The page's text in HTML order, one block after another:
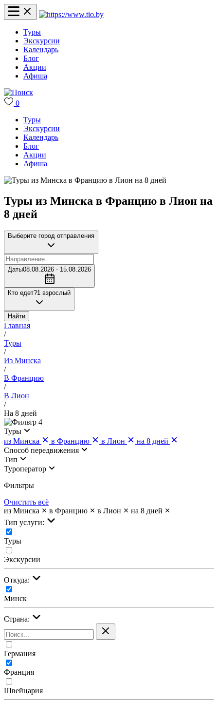
Туры
Экскурсии
Календарь
Блог
Акции
Афиша
0
Туры
Экскурсии
Календарь
Блог
Акции
Афиша
Туры из Минска в Францию в Лион на
8 дней
Выберите город отправления
Даты08.08.2026 - 15.08.2026
Кто едет?1 взрослый
Найти
Главная
/
Туры
/
Из Минска
/
В Францию
/
В Лион
/
На 8 дней
4
Туры
из Минска
в Францию в Лион
на 8 дней
Cпособ передвижения
Тип
Туроператор
Фильтры
Очистить всё
из Минска
в Францию в Лион
на 8 дней
Тип услуги:
Туры
Экскурсии
Откуда:
Минск
Страна:
Германия
Франция
Швейцария